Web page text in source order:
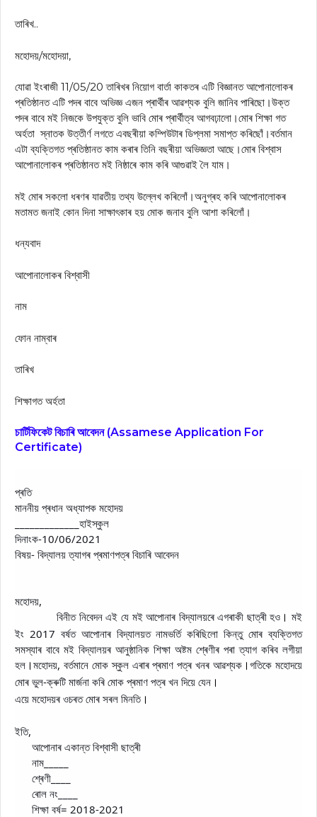
তাৰিখ..
মহোদয়/মহোদয়া,
যোৱা ইংৰাজী 11/05/20 তাৰিখৰ নিয়োগ বাৰ্তা কাকতৰ এটি বিজ্ঞানত আপোনালোকৰ
প্ৰতিষ্ঠানত এটি পদৰ বাবে অভিজ্ঞ এজন প্ৰাৰ্থীৰ আৱশ্যক বুলি জানিব পাৰিছো।উক্ত
পদৰ বাবে মই নিজকে উপযুক্ত বুলি ভাবি মোৰ প্ৰাৰ্থীত্ব আগবঢ়ালো।মোৰ শিক্ষা গত
অৰ্হতা স্নাতক উত্তীৰ্ণ লগতে এবছৰীয়া কম্পিউটাৰ ডিপ্লমা সমাপ্ত কৰিছোঁ।বৰ্তমান
এটা ব্যক্তিগত প্ৰতিষ্ঠানত কাম কৰাৰ তিনি বছৰীয়া অভিজ্ঞতা আছে।মোৰ বিশ্বাস
আপোনালোকৰ প্ৰতিষ্ঠানত মই নিষ্ঠাৰে কাম কৰি আগুৱাই লৈ যাম।
মই মোৰ সকলো ধৰণৰ যাৱতীয় তথ্য উল্লেখ কৰিলোঁ।অনুগ্ৰহ কৰি আপোনালোকৰ
মতামত জনাই কোন দিনা সাক্ষাৎকাৰ হয় মোক জনাব বুলি আশা কৰিলোঁ।
ধন্যবাদ
আপোনালোকৰ বিশ্বাসী
নাম
ফোন নাম্বাৰ
তাৰিখ
শিক্ষাগত অৰ্হতা
চার্টিফিকেট বিচাৰি আবেদন (Assamese Application For
Certificate)
প্ৰতি
মাননীয় প্ৰধান অধ্যাপক মহোদয়
_____________হাইস্কুল
দিনাংক-10/06/2021
বিষয়- বিদ্যালয় ত্যাগৰ প্ৰমাণপত্ৰ বিচাৰি আবেদন
মহোদয়,
বিনীত নিবেদন এই যে মই আপোনাৰ বিদ্যালয়ৰে এগৰাকী ছাত্ৰী হও । মই
ইং 2017 বৰ্ষত আপোনাৰ বিদ্যালয়ত নামভৰ্তি কৰিছিলো কিন্তু মোৰ ব্যক্তিগত
সমস্যাৰ বাবে মই বিদ্যালয়ৰ আনুষ্ঠানিক শিক্ষা অষ্টম শ্ৰেণীৰ পৰা ত্যাগ কৰিব লগীয়া
হল । মহোদয়, বৰ্তমানে মোক স্কুল এৰাৰ প্ৰমাণ পত্ৰ খনৰ আৱশ্যক ।গতিকে মহোদয়ে
মোৰ ভুল-ক্ৰুটি মাৰ্জনা কৰি মোক প্ৰমাণ পত্ৰ খন দিয়ে যেন ।
এয়ে মহোদয়ৰ ওচৰত মোৰ সৰল মিনতি ।
ইতি,
আপোনাৰ একান্ত বিশ্বাসী ছাত্ৰী
নাম_____
শ্ৰেণী____
ৰোল নং____
শিক্ষা বৰ্ষ= 2018-2021